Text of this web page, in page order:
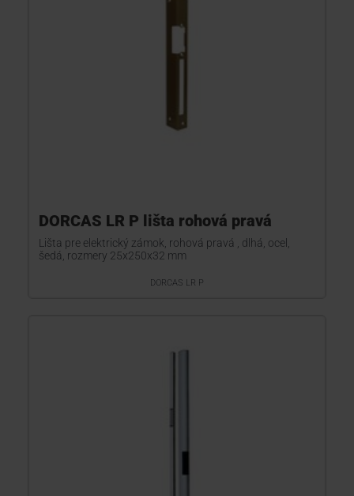
DORCAS LR P lišta rohová pravá
Lišta pre elektrický zámok, rohová pravá , dlhá, ocel,
šedá, rozmery 25x250x32 mm
DORCAS LR P